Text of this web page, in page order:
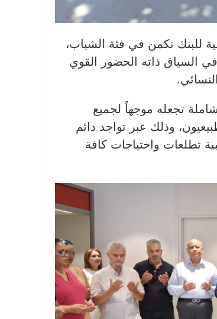
للبنك تكمن في فئة الشباب،
السياق ذاته الحضور القوي
تجعله موجهاً لجميع
وذلك عبر تواجد دائم
تطلعات واحتياجات كافة